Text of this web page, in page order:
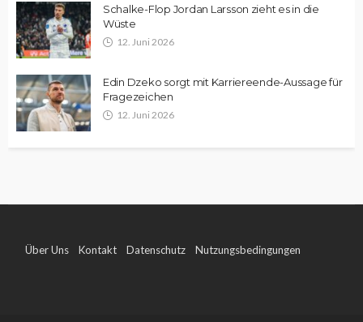
Schalke-Flop Jordan Larsson zieht es in die
Wüste
12. Juni 2026
Edin Dzeko sorgt mit Karriereende-Aussage für
Fragezeichen
12. Juni 2026
Über Uns Kontakt Datenschutz Nutzungsbedingungen